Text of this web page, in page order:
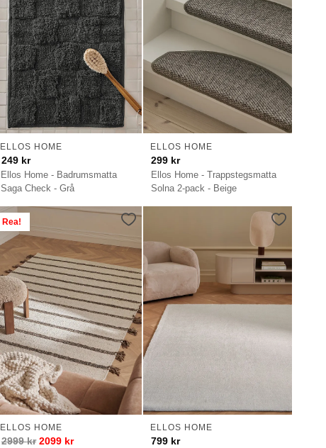
Ellos Home - Badrumsmatta
Saga Check - Grå
ELLOS HOME
249 kr
Ellos Home - Trappstegsmatta
Solna 2-pack - Beige
ELLOS HOME
299 kr
Rea!
ELLOS HOME
2999kr 2099 kr
ELLOS HOME
799 kr